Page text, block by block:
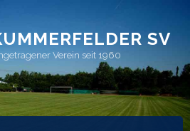
SV
Verein seit 1960